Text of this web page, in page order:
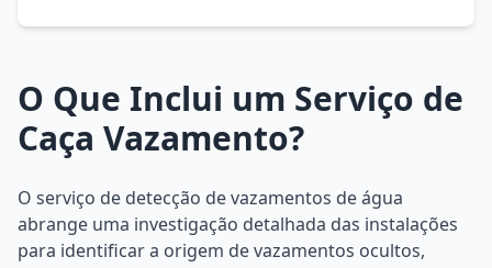
O Que Inclui um Serviço de
Caça Vazamento?
O serviço de detecção de vazamentos de água
abrange uma investigação detalhada das instalações
para identificar a origem de vazamentos ocultos,